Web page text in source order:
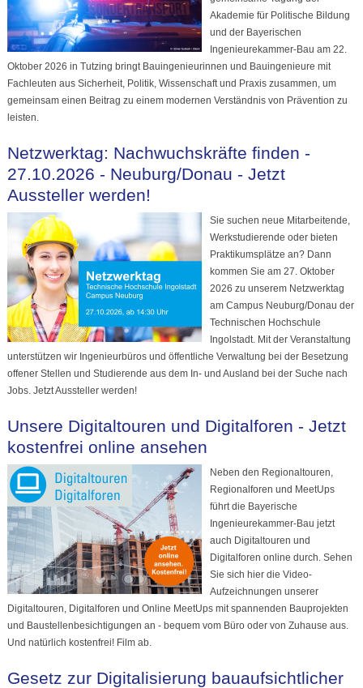
Akademie für Politische Bildung
und der Bayerischen
Ingenieurekammer-Bau am 22.
Oktober 2026 in Tutzing bringt Bauingenieurinnen und Bauingenieure mit
Fachleuten aus Sicherheit, Politik, Wissenschaft und Praxis zusammen, um
gemeinsam einen Beitrag zu einem modernen Verständnis von Prävention zu
leisten.
Netzwerktag: Nachwuchskräfte finden -
27.10.2026 - Neuburg/Donau - Jetzt
Aussteller werden!
Sie suchen neue Mitarbeitende,
Werkstudierende oder bieten
Praktikumsplätze an? Dann
kommen Sie am 27. Oktober
2026 zu unserem Netzwerktag
am Campus Neuburg/Donau der
Technischen Hochschule
Ingolstadt. Mit der Veranstaltung
unterstützen wir Ingenieurbüros und öffentliche Verwaltung bei der Besetzung
offener Stellen und Studierende aus dem In- und Ausland bei der Suche nach
Jobs. Jetzt Aussteller werden!
Unsere Digitaltouren und Digitalforen - Jetzt
kostenfrei online ansehen
Neben den Regionaltouren,
Regionalforen und MeetUps
führt die Bayerische
Ingenieurekammer-Bau jetzt
auch Digitaltouren und
Digitalforen online durch. Sehen
Sie sich hier die Video-
Aufzeichnungen unserer
Digitaltouren, Digitalforen und Online MeetUps mit spannenden Bauprojekten
und Baustellenbesichtigungen an - bequem vom Büro oder von Zuhause aus.
Und natürlich kostenfrei! Film ab.
Gesetz zur Digitalisierung bauaufsichtlicher